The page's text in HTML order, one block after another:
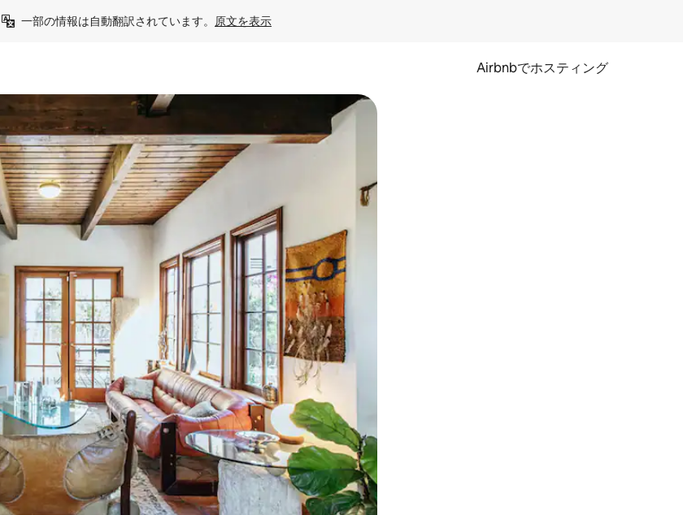
一部の情報は自動翻訳されています。 原文を表示
Airbnbでホスティング
、画面をタッチまたはスワイプして検索結果を確認することができます。